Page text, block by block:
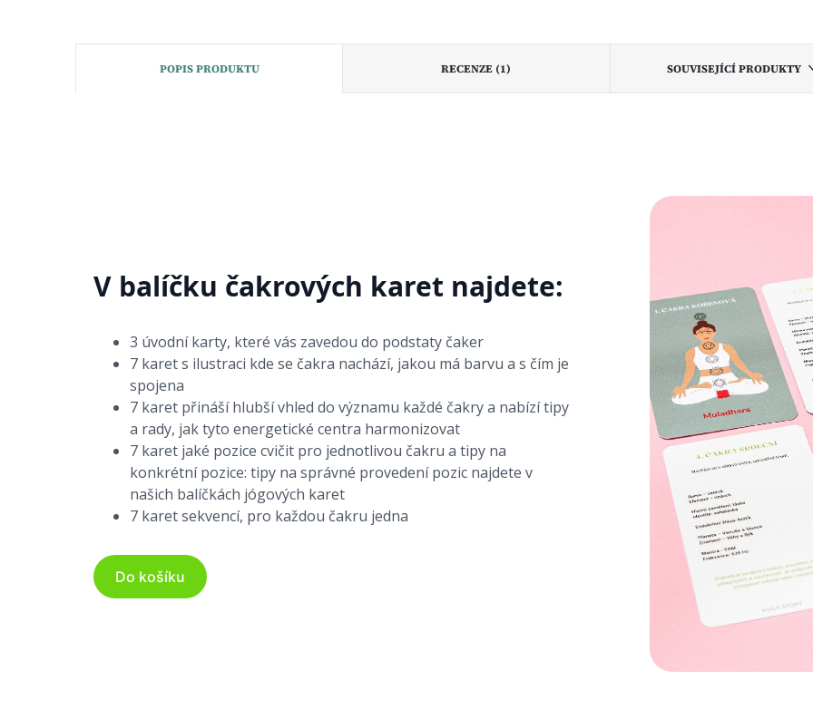
POPIS PRODUKTU RECENZE (1) SOUVISEJÍCÍ PRODUKTY
V balíčku čakrových karet najdete:
3 úvodní karty, které vás zavedou do podstaty čaker
7 karet s ilustraci kde se čakra nachází, jakou má barvu a s čím je
spojena
7 karet přináší hlubší vhled do významu každé čakry a nabízí tipy
a rady, jak tyto energetické centra harmonizovat
7 karet jaké pozice cvičit pro jednotlivou čakru a tipy na
konkrétní pozice: tipy na správné provedení pozic najdete v
našich balíčkách jógových karet
7 karet sekvencí, pro každou čakru jedna
Do košíku